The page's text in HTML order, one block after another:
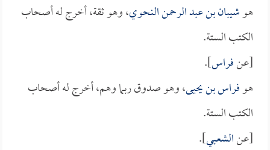
هوشيبان بن عبد الرحمن النحوي، وهو ثقة، أخرج له أصحاب
الكتب الستة.
[عنفراس].
هوفراس بن يحيى، وهو صدوق ربما وهم، أخرج له أصحاب
الكتب الستة.
[عنالشعبي].